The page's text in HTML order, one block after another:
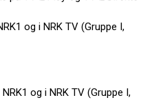
og i NRK TV (Gruppe I,
og i NRK TV (Gruppe I,